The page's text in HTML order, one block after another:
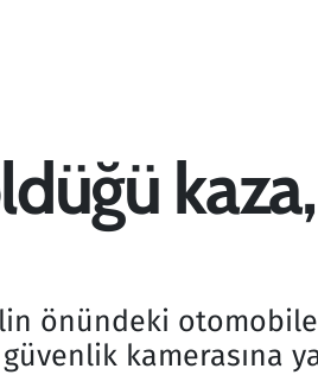
önündeki otomobile
kamerasına